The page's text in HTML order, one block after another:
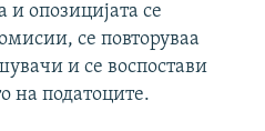
и опозицијата се
се повторуваа
и се воспостави
на податоците.